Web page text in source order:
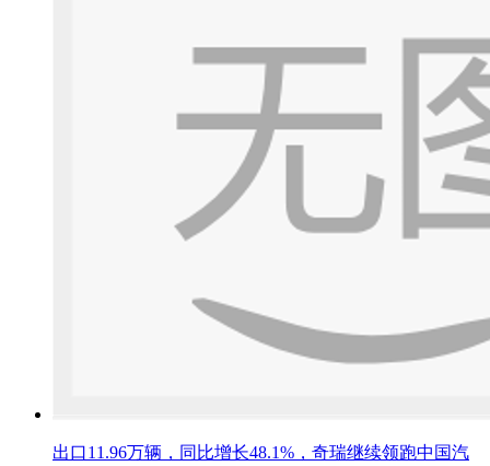
出口11.96万辆，同比增长48.1%，奇瑞继续领跑中国汽